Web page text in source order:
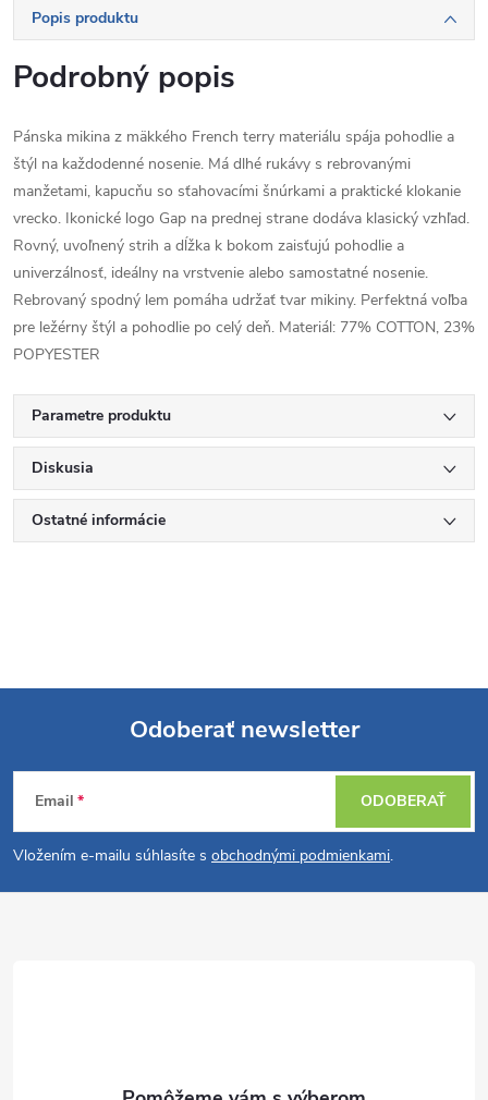
Popis produktu
Podrobný popis
Pánska mikina z mäkkého French terry materiálu spája pohodlie a
štýl na každodenné nosenie. Má dlhé rukávy s rebrovanými
manžetami, kapucňu so sťahovacími šnúrkami a praktické klokanie
vrecko. Ikonické logo Gap na prednej strane dodáva klasický vzhľad.
Rovný, uvoľnený strih a dĺžka k bokom zaisťujú pohodlie a
univerzálnosť, ideálny na vrstvenie alebo samostatné nosenie.
Rebrovaný spodný lem pomáha udržať tvar mikiny. Perfektná voľba
pre ležérny štýl a pohodlie po celý deň. Materiál: 77% COTTON, 23%
POPYESTER
Parametre produktu
Diskusia
Ostatné informácie
Z
á
p
Odoberať newsletter
Email
Vložením e-mailu súhlasíte s obchodnými podmienkami.
ODOBERAŤ